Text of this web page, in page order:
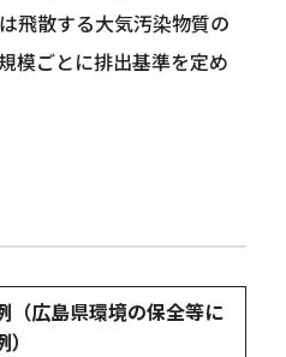
飛散する大気汚染物質の
模ごとに排出基準を定め
（広島県環境の保全等に